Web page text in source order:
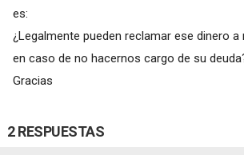
es:
¿Legalmente pueden reclamar ese dinero
en caso de no hacernos cargo de su
Gracias
2 RESPUESTAS